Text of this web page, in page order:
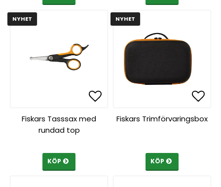
NYHET
Lägg till i
Lägg till i
Fiskars Tasssax med
rundad top
KÖP
NYHET
Fiskars Trimförvaringsbox
KÖP